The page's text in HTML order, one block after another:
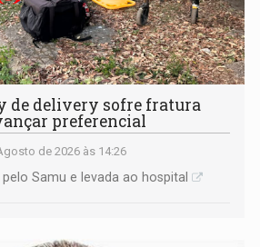
de delivery sofre fratura
preferencial
de 2026 às 14:26
Samu e levada ao hospital